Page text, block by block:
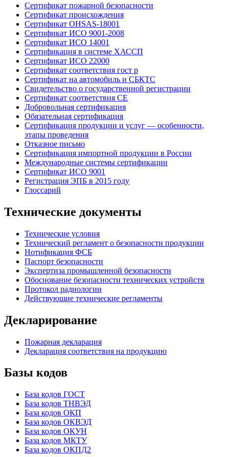
Сертификат пожарной безопасности
Сертификат происхождения
Сертификат OHSAS-18001
Сертификат ИСО 9001-2008
Сертификат ИСО 14001
Сертификация в системе ХАССП
Сертификат ИСО 22000
Сертификат соответствия гост р
Сертификат на автомобиль и СБКТС
Свидетельство о государственной регистрации
Сертификат соответствия СЕ
Добровольная сертификация
Обязательная сертификация
Сертификация продукции и услуг — особенности,
этапы проведения
Отказное письмо
Сертификация импортной продукции в России
Международные системы сертификации
Сертификат ИСО 9001
Регистрация ЭПБ в 2015 году
Глоссарий
Технические документы
Технические условия
Технический регламент о безопасности продукции
Нотификация ФСБ
Паспорт безопасности
Экспертиза промышленной безопасности
Обоснование безопасности технических устройств
Протокол радиологии
Действующие технические регламенты
Декларирование
Пожарная декларация
Декларация соответствия на продукцию
Базы кодов
База кодов ГОСТ
База кодов ТНВЭД
База кодов ОКП
База кодов ОКВЭД
База кодов ОКУН
База кодов МКТУ
База кодов ОКПД2